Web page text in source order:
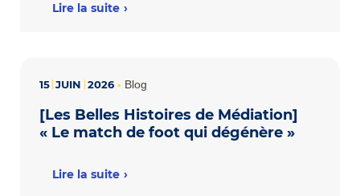
Lire la suite
15 JUIN 2026• Blog
[Les Belles Histoires de Médiation]
« Le match de foot qui dégénère »
Lire la suite